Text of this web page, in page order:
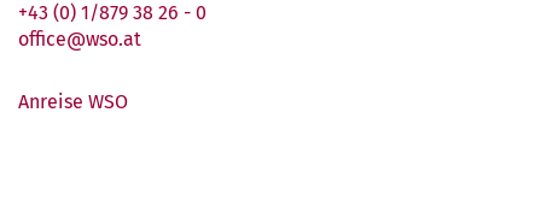
+43 (0) 1/879 38 26 - 0
office@wso.at
Anreise WSO